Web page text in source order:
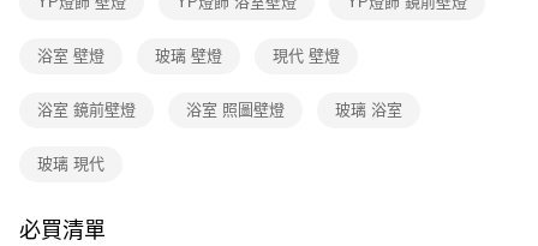
１．透過由恩沛科技股份有限公司提供之「AFTEE先享後付」服務完成之交
２．關於個人資料處理事宜，請瀏覽以下網址：
「AFTEE先享後付」，若未經同意申辦者引起之損失，本公司不負相關責
浴室 壁燈 玻璃 壁燈 現代 壁燈
浴室 鏡前壁燈 浴室 照圖壁燈 玻璃 浴室
玻璃 現代
必買清單